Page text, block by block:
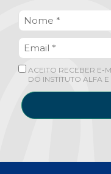
ACEITO RECEBER E-
DO INSTITUTO ALFA E